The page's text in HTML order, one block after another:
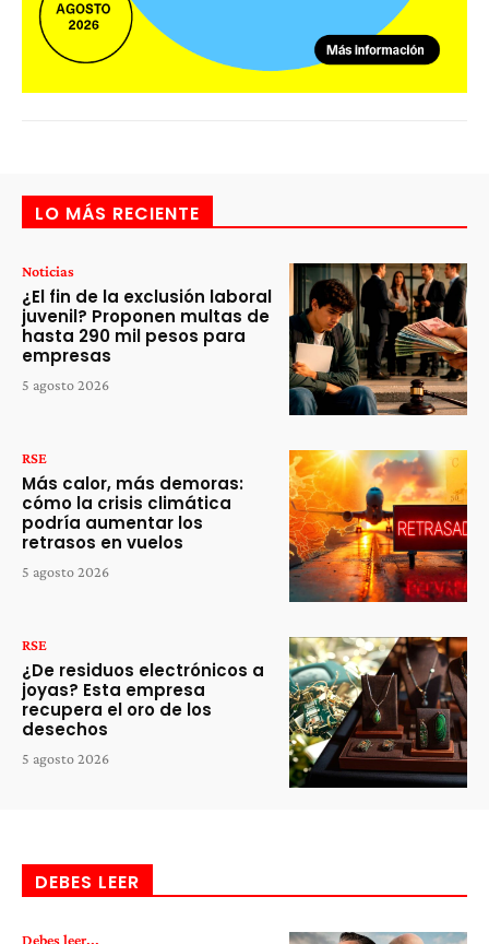
LO MÁS RECIENTE
Noticias
¿El fin de la exclusión laboral
juvenil? Proponen multas de
hasta 290 mil pesos para
empresas
5 agosto 2026
RSE
Más calor, más demoras:
cómo la crisis climática
podría aumentar los
retrasos en vuelos
5 agosto 2026
RSE
¿De residuos electrónicos a
joyas? Esta empresa
recupera el oro de los
desechos
5 agosto 2026
DEBES LEER
Debes leer...